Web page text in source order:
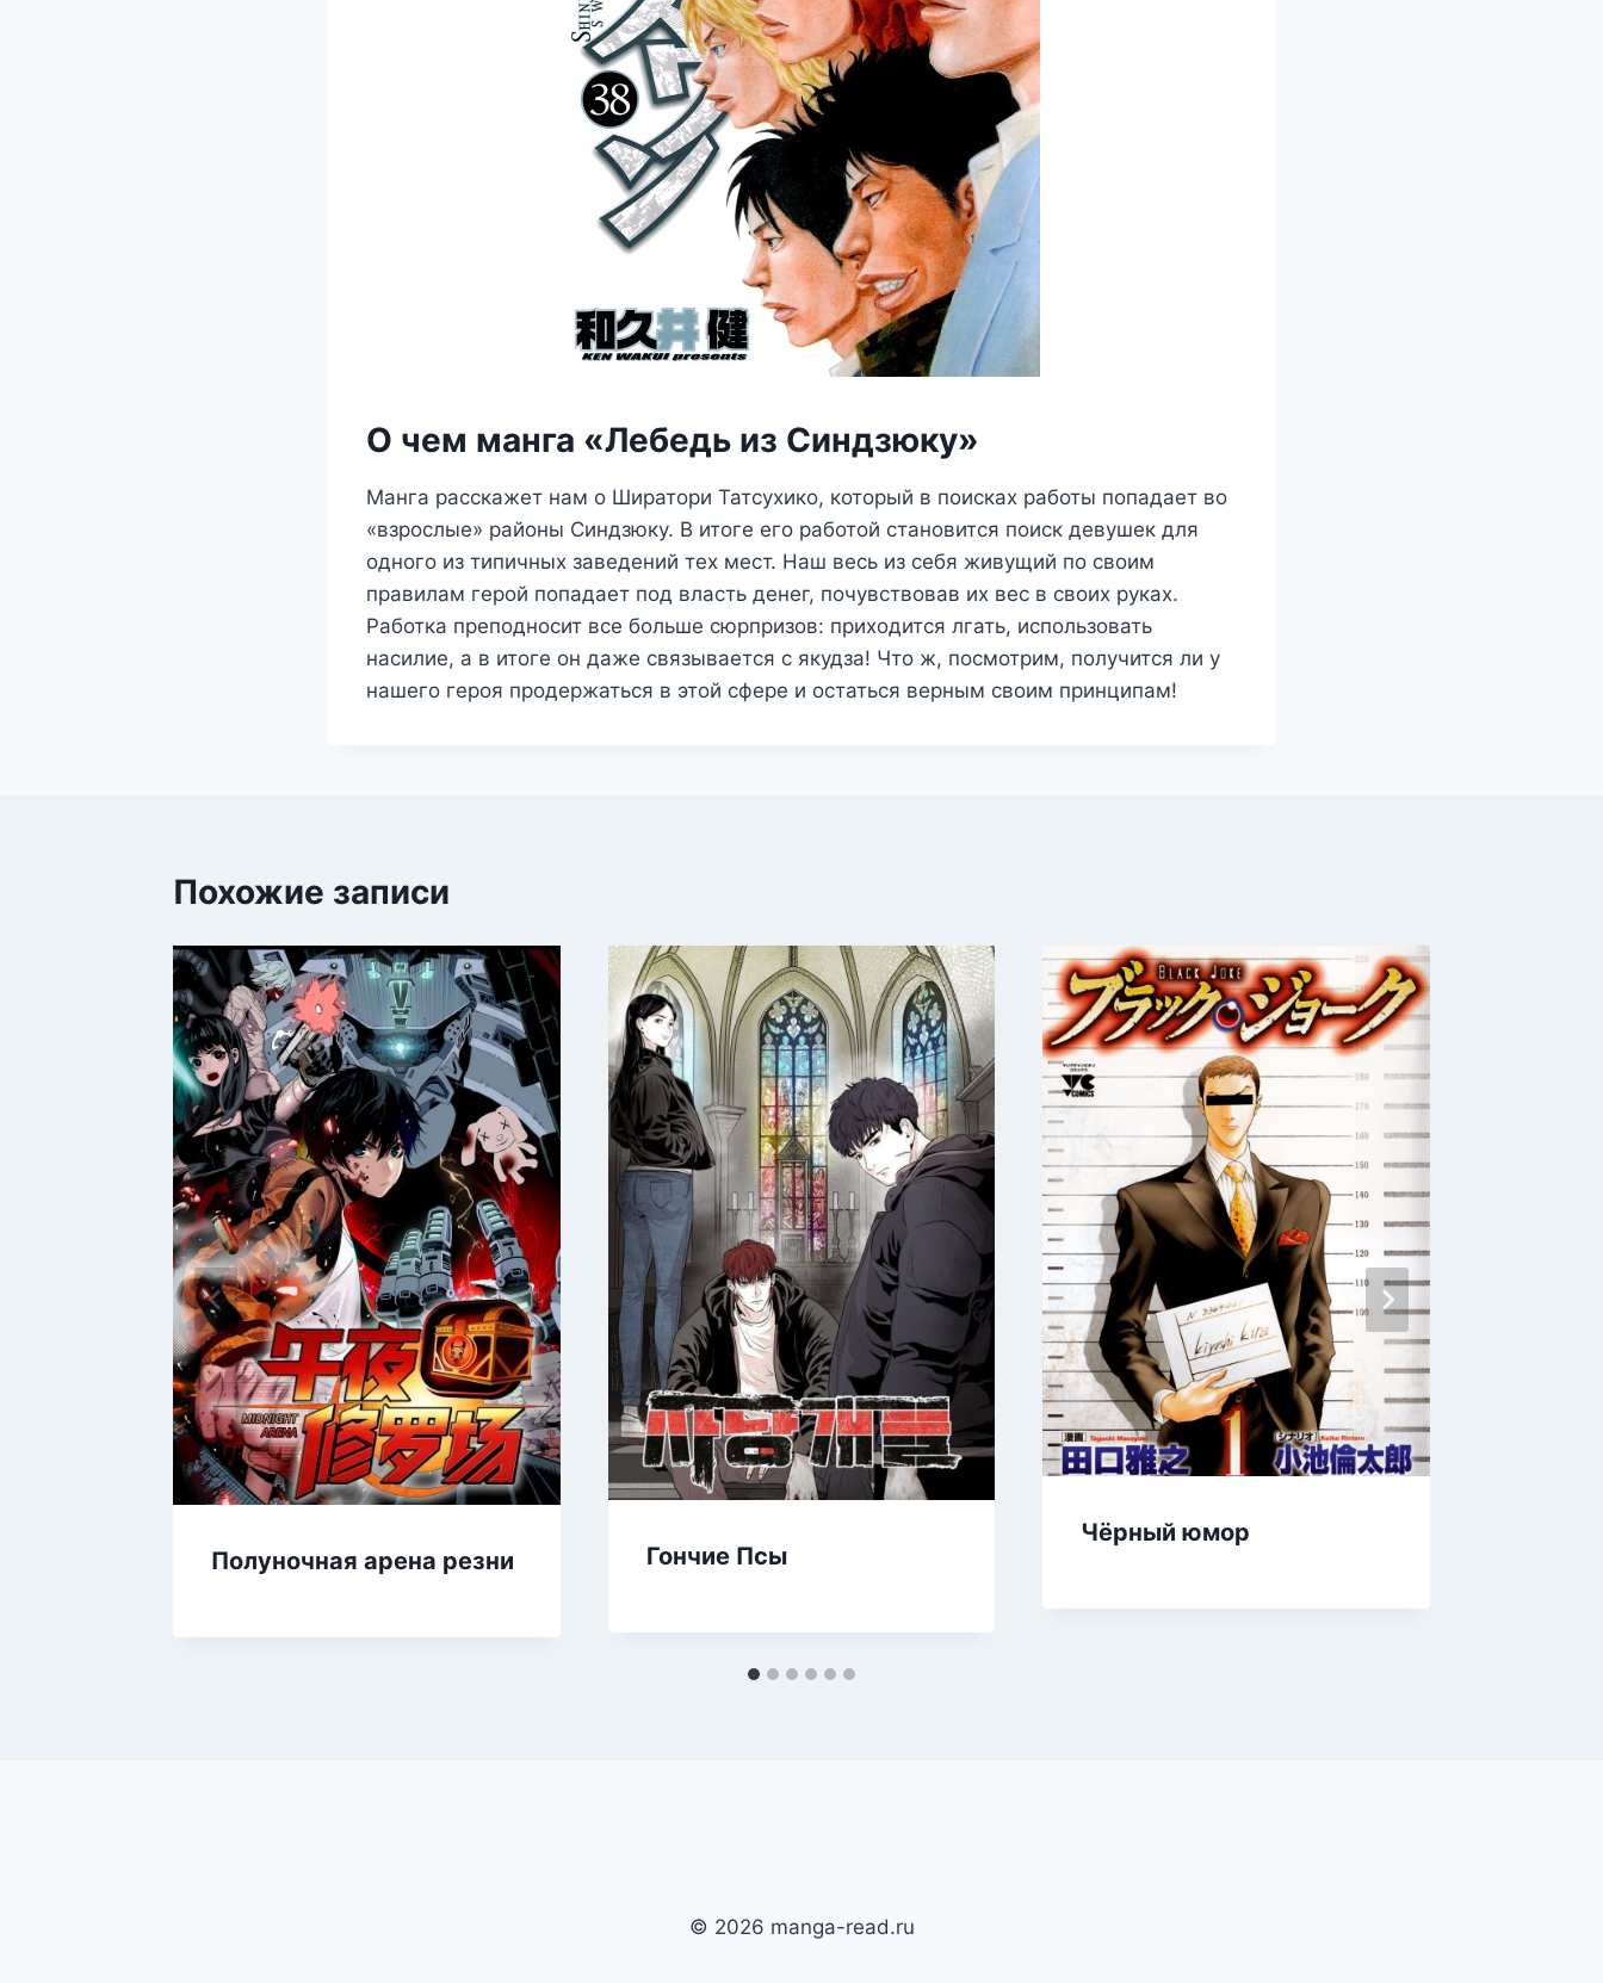
О чем манга «Лебедь из Синдзюку»
Манга расскажет нам о Ширатори Татсухико, который в поисках работы попадает во
«взрослые» районы Синдзюку. В итоге его работой становится поиск девушек для
одного из типичных заведений тех мест. Наш весь из себя живущий по своим
правилам герой попадает под власть денег, почувствовав их вес в своих руках.
Работка преподносит все больше сюрпризов: приходится лгать, использовать
насилие, а в итоге он даже связывается с якудза! Что ж, посмотрим, получится ли у
нашего героя продержаться в этой сфере и остаться верным своим принципам!
Похожие записи
Полуночная арена резни Гончие Псы
Чёрный юмор
© 2026 manga-read.ru